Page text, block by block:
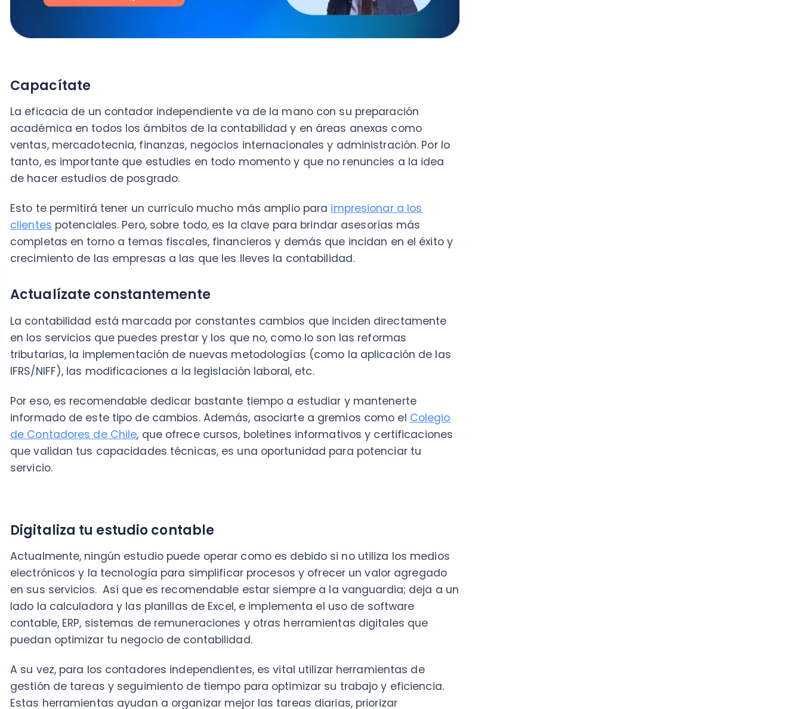
tanto, es importante que estudies en todo momento y que no renuncies a la idea
de hacer estudios de posgrado.
completas en torno a temas fiscales, financieros y demás que incidan en el éxito y
crecimiento de las empresas a las que les lleves la contabilidad.
Actualízate constantemente
La contabilidad está marcada por constantes cambios que inciden directamente
en los servicios que puedes prestar y los que no, como lo son las reformas
IFRS/NIFF), las modificaciones a la legislación laboral, etc.
Por eso, es recomendable dedicar bastante tiempo a estudiar y mantenerte
informado de este tipo de cambios. Además, asociarte a gremios como elColegio
de Contadores de Chile, que ofrece cursos, boletines informativos y certificaciones
servicio.
Digitaliza tu estudio contable
Actualmente, ningún estudio puede operar como es debido si no utiliza los medios
en sus servicios. Así que es recomendable estar siempre a la vanguardia; deja a un
lado la calculadora y las planillas de Excel, e implementa el uso de software
contable, ERP, sistemas de remuneraciones y otras herramientas digitales que
puedan optimizar tu negocio de contabilidad.
actividades y llevar un registro exacto del tiempo invertido en cada proyecto o
cliente.
Esto no solo mejora la productividad, sino también facilita la facturación basada en
horas trabajadas, asegurando una compensación justa por el trabajo realizado.
Automatiza tus procesos
La automatización en la contabilidad es crucial para mejorar la eficiencia y
Nubox, han revolucionado la contabilidad al automatizar tareas como seguimiento
de transacciones, generación de estados financieros, y entrada de datos.